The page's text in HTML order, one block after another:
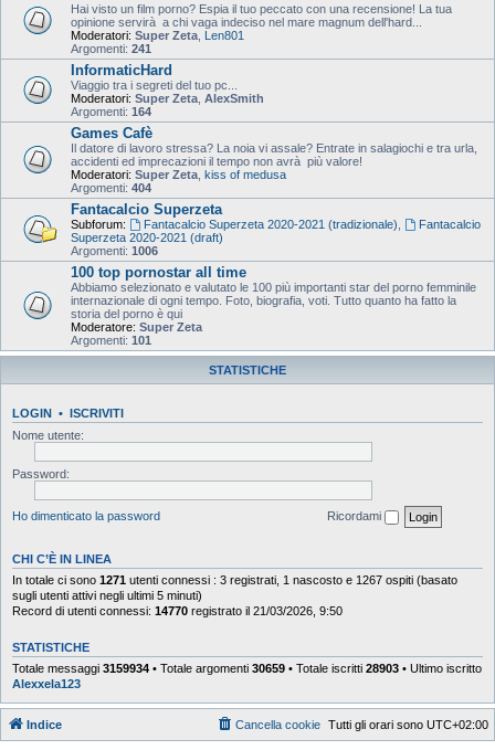
Hai visto un film porno? Espia il tuo peccato con una recensione! La tua
opinione servirà a chi vaga indeciso nel mare magnum dell'hard...
Moderatori: Super Zeta Len801
Argomenti: 241
InformaticHard
Viaggio tra i segreti del tuo pc...
Moderatori: Super Zeta AlexSmith
Argomenti: 164
Games Cafè
Il datore di lavoro stressa? La noia vi assale? Entrate in salagiochi e tra urla,
accidenti ed imprecazioni il tempo non avrà più valore!
Moderatori: Super Zeta kiss of medusa
Argomenti: 404
Fantacalcio Superzeta
Subforum: Fantacalcio Superzeta 2020-2021 (tradizionale)
Fantacalcio
Superzeta 2020-2021 (draft)
Argomenti: 1006
100 top pornostar all time
Abbiamo selezionato e valutato le 100 più importanti star del porno femminile
internazionale di ogni tempo. Foto, biografia, voti. Tutto quanto ha fatto la
storia del porno è qui
Moderatore: Super Zeta
Argomenti: 101
STATISTICHE
LOGIN • ISCRIVITI
Nome utente:
Password:
Ho dimenticato la password Ricordami
CHI C’È IN LINEA
In totale ci sono 1271 utenti connessi : 3 registrati, 1 nascosto e 1267 ospiti (basato
sugli utenti attivi negli ultimi 5 minuti)
Record di utenti connessi: 14770 registrato il 21/03/2026, 9:50
STATISTICHE
Totale messaggi 3159934 • Totale argomenti 30659 • Totale iscritti 28903 • Ultimo iscritto
Alexxela123
Indice Tutti gli orari sono UTC+02:00
Cancella cookie